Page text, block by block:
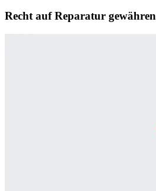
Recht auf Reparatur gewähren